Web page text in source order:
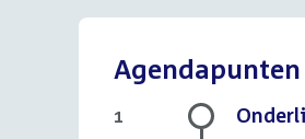
Agendapunten
1